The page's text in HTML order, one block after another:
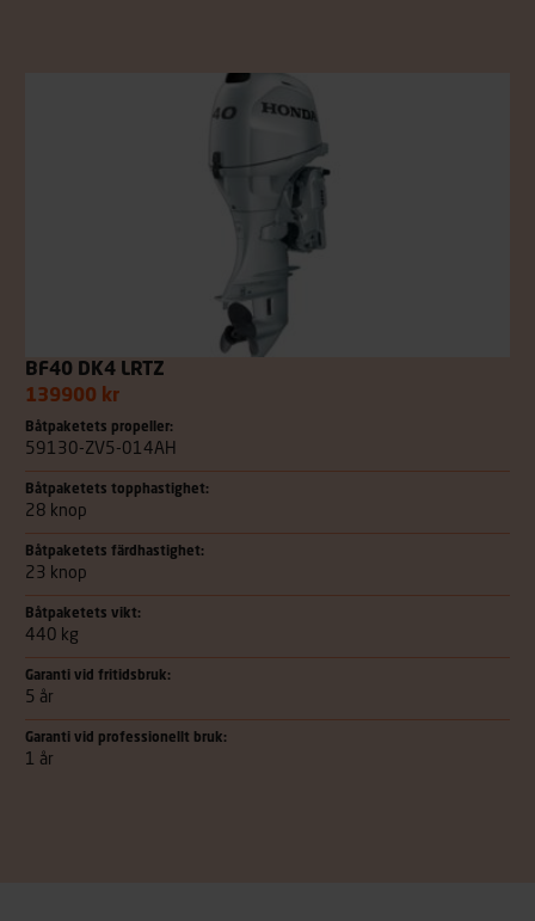
BF40 DK4 LRTZ
139900 kr
Båtpaketets propeller:
59130-ZV5-014AH
Båtpaketets topphastighet:
28 knop
Båtpaketets färdhastighet:
23 knop
Båtpaketets vikt:
440 kg
Garanti vid fritidsbruk:
5 år
Garanti vid professionellt bruk:
1 år